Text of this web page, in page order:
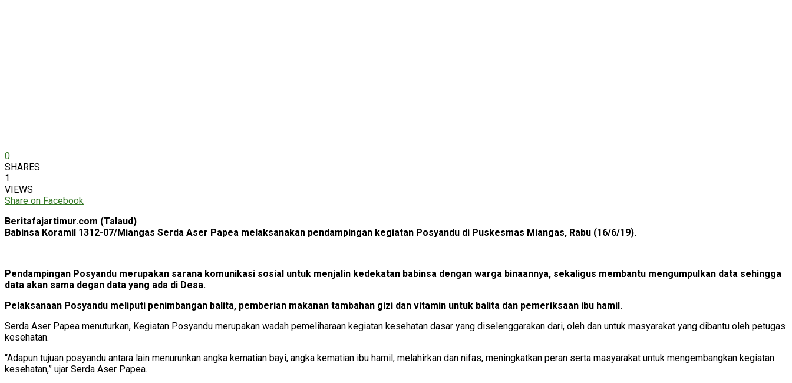
0
SHARES
1
VIEWS
Share on Facebook
Beritafajartimur.com (Talaud)
Babinsa Koramil 1312-07/Miangas Serda Aser Papea melaksanakan pendampingan kegiatan Posyandu di Puskesmas Miangas, Rabu (16/6/19).
Pendampingan Posyandu merupakan sarana komunikasi sosial untuk menjalin kedekatan babinsa dengan warga binaannya, sekaligus membantu mengumpulkan data sehingga
data akan sama degan data yang ada di Desa.
Pelaksanaan Posyandu meliputi penimbangan balita, pemberian makanan tambahan gizi dan vitamin untuk balita dan pemeriksaan ibu hamil.
Serda Aser Papea menuturkan, Kegiatan Posyandu merupakan wadah pemeliharaan kegiatan kesehatan dasar yang diselenggarakan dari, oleh dan untuk masyarakat yang dibantu oleh petugas
kesehatan.
“Adapun tujuan posyandu antara lain menurunkan angka kematian bayi, angka kematian ibu hamil, melahirkan dan nifas, meningkatkan peran serta masyarakat untuk mengembangkan kegiatan
kesehatan,” ujar Serda Aser Papea.